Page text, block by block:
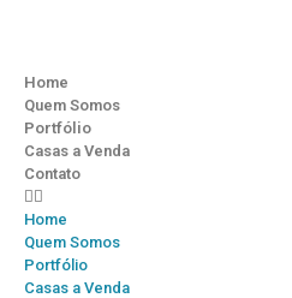
Home
Quem Somos
Portfólio
Casas a Venda
Contato
Home
Quem Somos
Portfólio
Casas a Venda